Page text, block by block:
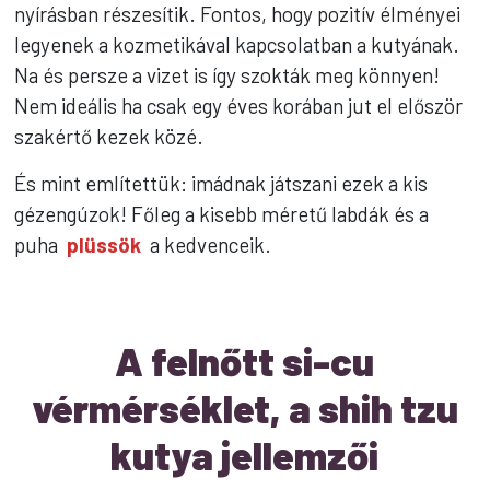
nyírásban részesítik. Fontos, hogy pozitív élményei
legyenek a kozmetikával kapcsolatban a kutyának.
Na és persze a vizet is így szokták meg könnyen!
Nem ideális ha csak egy éves korában jut el először
szakértő kezek közé.
És mint említettük: imádnak játszani ezek a kis
gézengúzok! Főleg a kisebb méretű labdák és a
puha plüssök a kedvenceik.
A felnőtt si-cu
vérmérséklet, a shih tzu
kutya jellemzői